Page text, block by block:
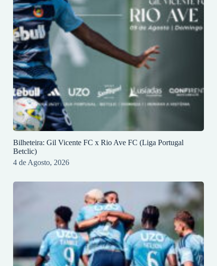
Bilheteira: Gil Vicente FC x Rio Ave FC (Liga Portugal
Betclic)
4 de Agosto, 2026